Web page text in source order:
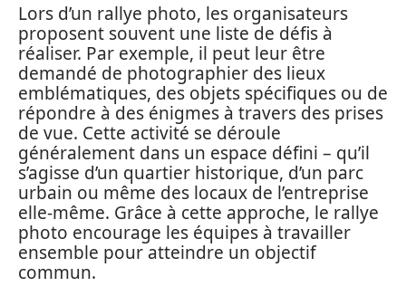
Lors d’un rallye photo, les organisateurs
proposent souvent une liste de défis à
réaliser. Par exemple, il peut leur être
demandé de photographier des lieux
emblématiques, des objets spécifiques ou de
répondre à des énigmes à travers des prises
de vue. Cette activité se déroule
généralement dans un espace défini – qu’il
s’agisse d’un quartier historique, d’un parc
urbain ou même des locaux de l’entreprise
elle-même. Grâce à cette approche, le rallye
photo encourage les équipes à travailler
ensemble pour atteindre un objectif
commun.